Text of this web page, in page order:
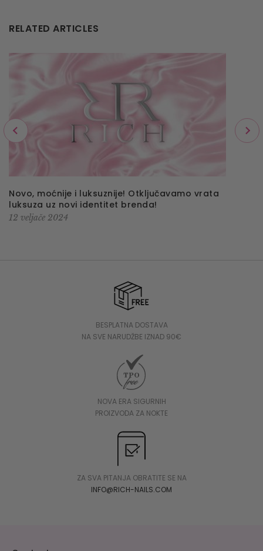
RELATED ARTICLES
Novo, moćnije i luksuznije! Otključavamo vrata
luksuza uz novi identitet brenda!
12 veljače 2024
BESPLATNA DOSTAVA
NA SVE NARUDŽBE IZNAD 90€
NOVA ERA SIGURNIH
PROIZVODA ZA NOKTE
ZA SVA PITANJA OBRATITE SE NA
INFO@RICH-NAILS.COM